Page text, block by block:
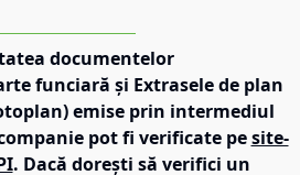
documentelor
funciară și Extrasele de plan
emise prin intermediul
pot fi verificate pe site-
. Dacă dorești să verifici un